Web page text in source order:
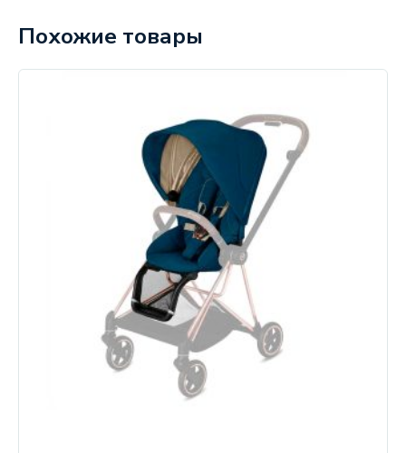
Похожие товары